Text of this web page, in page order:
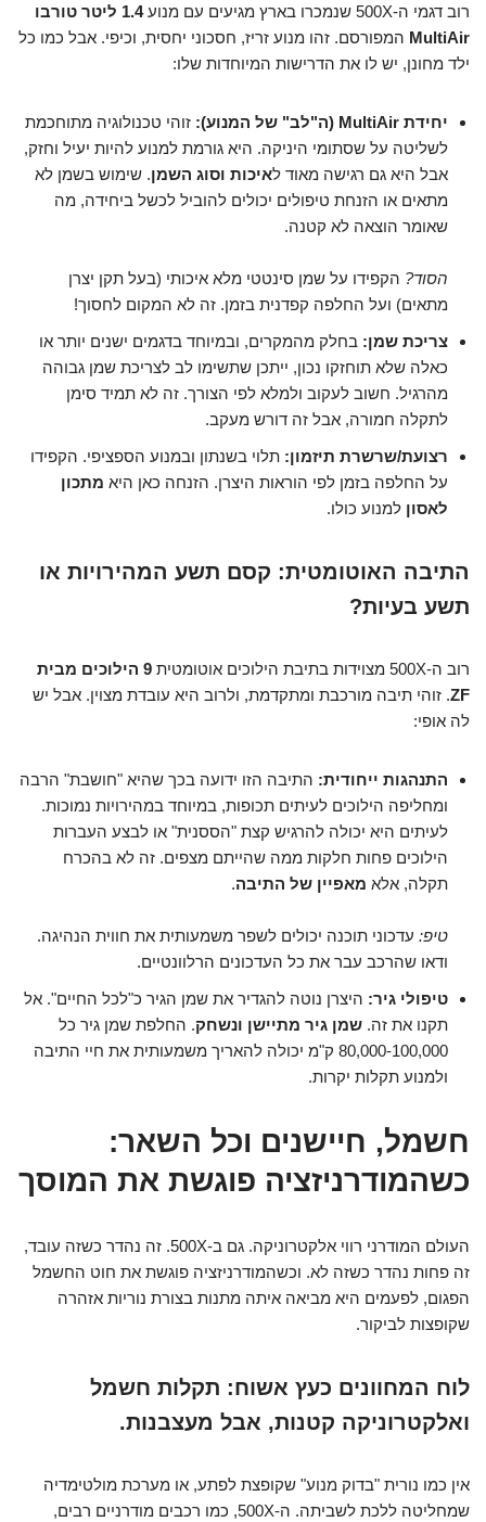
רוב דגמי ה-500X שנמכרו בארץ מגיעים עם מנוע
1.4 ליטר טורבו
MultiAir המפורסם. זהו מנוע זריז, חסכוני יחסית, וכיפי. אבל כמו כל
ילד מחונן, יש לו את הדרישות המיוחדות שלו:
יחידת MultiAir (ה"לב" של המנוע):
זוהי טכנולוגיה מתוחכמת
לשליטה על שסתומי היניקה. היא גורמת למנוע להיות יעיל וחזק,
אבל היא גם רגישה מאוד לאיכות וסוג השמן. שימוש בשמן לא
מתאים או הזנחת טיפולים יכולים להוביל לכשל ביחידה, מה
שאומר הוצאה לא קטנה.
הסוד? הקפידו על שמן סינטטי מלא איכותי (בעל תקן יצרן
מתאים) ועל החלפה קפדנית בזמן. זה לא המקום לחסוך!
צריכת שמן: בחלק מהמקרים, ובמיוחד בדגמים ישנים יותר או
כאלה שלא תוחזקו נכון, ייתכן שתשימו לב לצריכת שמן גבוהה
מהרגיל. חשוב לעקוב ולמלא לפי הצורך. זה לא תמיד סימן
לתקלה חמורה, אבל זה דורש מעקב.
רצועת/שרשרת תיזמון: תלוי בשנתון ובמנוע הספציפי. הקפידו
על החלפה בזמן לפי הוראות היצרן. הזנחה כאן היא מתכון
לאסון למנוע כולו.
התיבה האוטומטית: קסם תשע המהירויות או
תשע בעיות?
רוב ה-500X מצוידות בתיבת הילוכים אוטומטית
9 הילוכים מבית
ZF. זוהי תיבה מורכבת ומתקדמת, ולרוב היא עובדת מצוין. אבל יש
לה אופי:
התנהגות ייחודית: התיבה הזו ידועה בכך שהיא "חושבת" הרבה
ומחליפה הילוכים לעיתים תכופות, במיוחד במהירויות נמוכות.
לעיתים היא יכולה להרגיש קצת "הססנית" או לבצע העברות
הילוכים פחות חלקות ממה שהייתם מצפים. זה לא בהכרח
תקלה, אלא מאפיין של התיבה.
טיפ: עדכוני תוכנה יכולים לשפר משמעותית את חווית הנהיגה.
ודאו שהרכב עבר את כל העדכונים הרלוונטיים.
טיפולי גיר: היצרן נוטה להגדיר את שמן הגיר כ"לכל החיים". אל
תקנו את זה. שמן גיר מתיישן ונשחק. החלפת שמן גיר כל
80,000-100,000 ק"מ יכולה להאריך משמעותית את חיי התיבה
ולמנוע תקלות יקרות.
חשמל, חיישנים וכל השאר:
כשהמודרניזציה פוגשת את המוסך
העולם המודרני רווי אלקטרוניקה. גם ב-500X. זה נהדר כשזה עובד,
זה פחות נהדר כשזה לא. וכשהמודרניזציה פוגשת את חוט החשמל
הפגום, לפעמים היא מביאה איתה מתנות בצורת נוריות אזהרה
שקופצות לביקור.
לוח המחוונים כעץ אשוח: תקלות חשמל
ואלקטרוניקה קטנות, אבל מעצבנות.
אין כמו נורית "בדוק מנוע" שקופצת לפתע, או מערכת מולטימדיה
שמחליטה ללכת לשביתה. ה-500X, כמו רכבים מודרניים רבים,